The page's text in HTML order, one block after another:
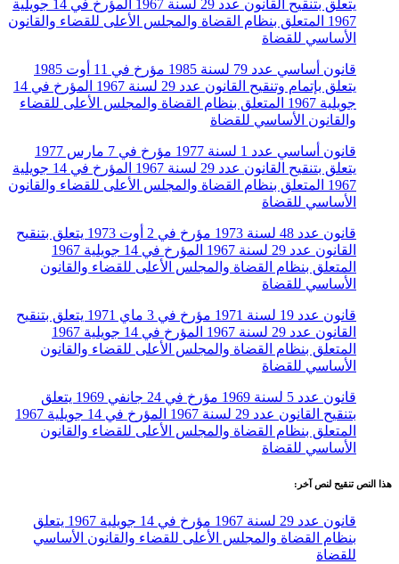
يتعلق بتنقيح القانون عدد 29 لسنة 1967 المؤرخ في 14 جويلية
1967 المتعلق بنظام القضاة والمجلس الأعلى للقضاء والقانون
الأساسي للقضاة
قانون أساسي عدد 79 لسنة 1985 مؤرخ في 11 أوت 1985
يتعلق بإتمام وتنقيح القانون عدد 29 لسنة 1967 المؤرخ في 14
جويلية 1967 المتعلق بنظام القضاة والمجلس الأعلى للقضاء
والقانون الأساسي للقضاة
قانون أساسي عدد 1 لسنة 1977 مؤرخ في 7 مارس 1977
يتعلق بتنقيح القانون عدد 29 لسنة 1967 المؤرخ في 14 جويلية
1967 المتعلق بنظام القضاة والمجلس الأعلى للقضاء والقانون
الأساسي للقضاة
قانون عدد 48 لسنة 1973 مؤرخ في 2 أوت 1973 يتعلق بتنقيح
القانون عدد 29 لسنة 1967 المؤرخ في 14 جويلية 1967
المتعلق بنظام القضاة والمجلس الأعلى للقضاء والقانون
الأساسي للقضاة
قانون عدد 19 لسنة 1971 مؤرخ في 3 ماي 1971 يتعلق بتنقيح
القانون عدد 29 لسنة 1967 المؤرخ في 14 جويلية 1967
المتعلق بنظام القضاة والمجلس الأعلى للقضاء والقانون
الأساسي للقضاة
قانون عدد 5 لسنة 1969 مؤرخ في 24 جانفي 1969 يتعلق
بتنقيح القانون عدد 29 لسنة 1967 المؤرخ في 14 جويلية 1967
المتعلق بنظام القضاة والمجلس الأعلى للقضاء والقانون
الأساسي للقضاة
هذا النص تنقيح لنص آخر:
قانون عدد 29 لسنة 1967 مؤرخ في 14 جويلية 1967 يتعلق
بنظام القضاة والمجلس الأعلى للقضاء والقانون الأساسي
للقضاة